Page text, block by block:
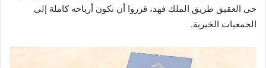
حي العقيق طريق الملك فهد، قرروا أن تكون أرباحه كاملة إلى
الجمعيات الخيرية.